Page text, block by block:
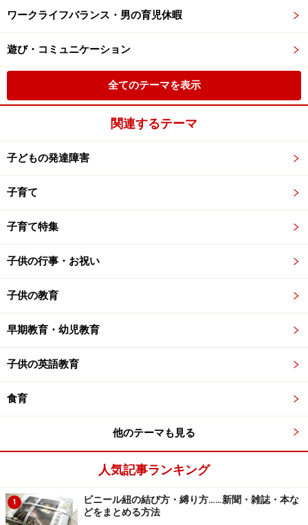
ワークライフバランス・男の育児休暇
遊び・コミュニケーション
全てのテーマを表示
関連するテーマ
子どもの発達障害
子育て
子育て特集
子供の行事・お祝い
子供の教育
早期教育・幼児教育
子供の英語教育
食育
他のテーマも見る
人気記事ランキング
1
ビニール紐の結び方・縛り方……新聞・雑誌・本な
どをまとめる方法